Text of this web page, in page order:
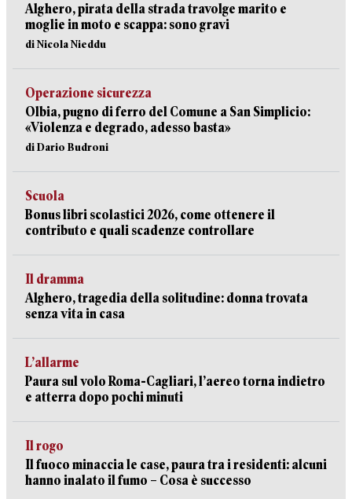
Alghero, pirata della strada travolge marito e
moglie in moto e scappa: sono gravi
di Nicola Nieddu
Operazione sicurezza
Olbia, pugno di ferro del Comune a San Simplicio:
«Violenza e degrado, adesso basta»
di Dario Budroni
Scuola
Bonus libri scolastici 2026, come ottenere il
contributo e quali scadenze controllare
Il dramma
Alghero, tragedia della solitudine: donna trovata
senza vita in casa
L’allarme
Paura sul volo Roma-Cagliari, l’aereo torna indietro
e atterra dopo pochi minuti
Il rogo
Il fuoco minaccia le case, paura tra i residenti: alcuni
hanno inalato il fumo – Cosa è successo